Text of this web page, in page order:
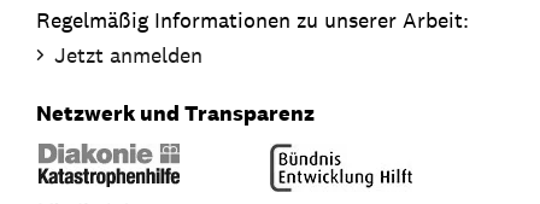
Regelmäßig Informationen zu unserer Arbeit:
Jetzt anmelden
Netzwerk und Transparenz